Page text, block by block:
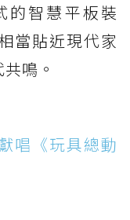
的智慧平板裝
當貼近現代家
鳴。
唱《玩具總動